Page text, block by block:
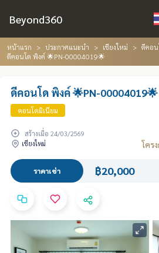
Beyond360
หน้าแรก ประกาศแนะนำ เชียงใหม่
ดีคอน
ดีคอนโด พิงค์ 🌟PN-00004019🌟
ดีคอนโด พิงค์ 🌟PN-00004019🌟
คอนโดมิเนียม
สร้างเมื่อ 24/03/2569
เชียงใหม่
โคร
ราคาเช่า ฿20,000